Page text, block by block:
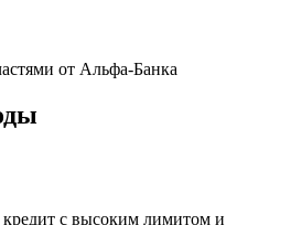
от Альфа-Банка
кредит с высоким лимитом и